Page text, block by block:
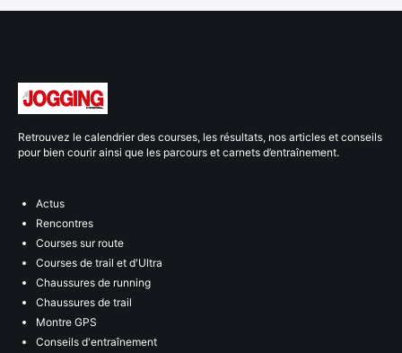
Retrouvez le calendrier des courses, les résultats, nos articles et conseils
pour bien courir ainsi que les parcours et carnets d’entraînement.
Actus
Rencontres
Courses sur route
Courses de trail et d'Ultra
Chaussures de running
Chaussures de trail
Montre GPS
Conseils d'entraînement